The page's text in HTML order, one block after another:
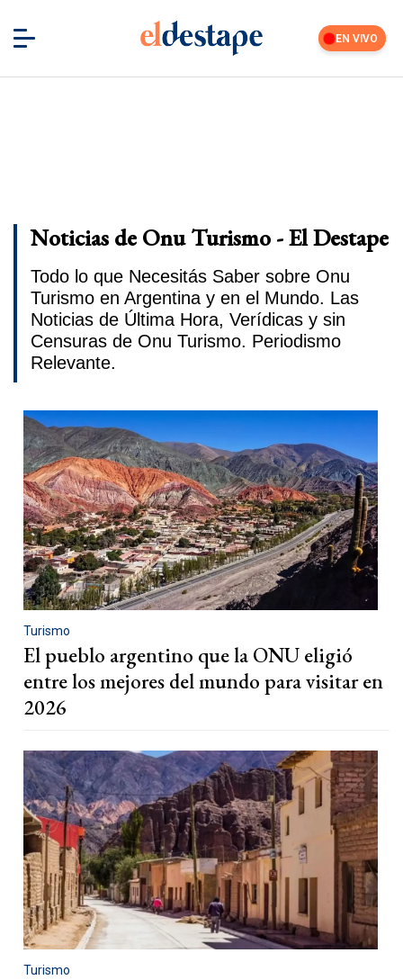
EN VIVO
Noticias de Onu Turismo - El Destape
Todo lo que Necesitás Saber sobre Onu
Turismo en Argentina y en el Mundo. Las
Noticias de Última Hora, Verídicas y sin
Censuras de Onu Turismo. Periodismo
Relevante.
Turismo
El pueblo argentino que la ONU eligió
entre los mejores del mundo para visitar en
2026
Turismo